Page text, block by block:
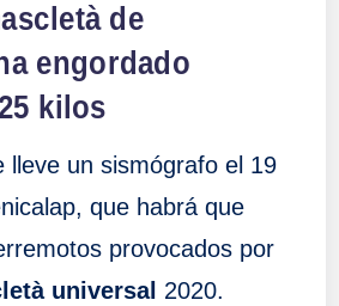
de
engordado
kilos
lleve un sismógrafo el 19
que habrá que
provocados por
universal 2020.